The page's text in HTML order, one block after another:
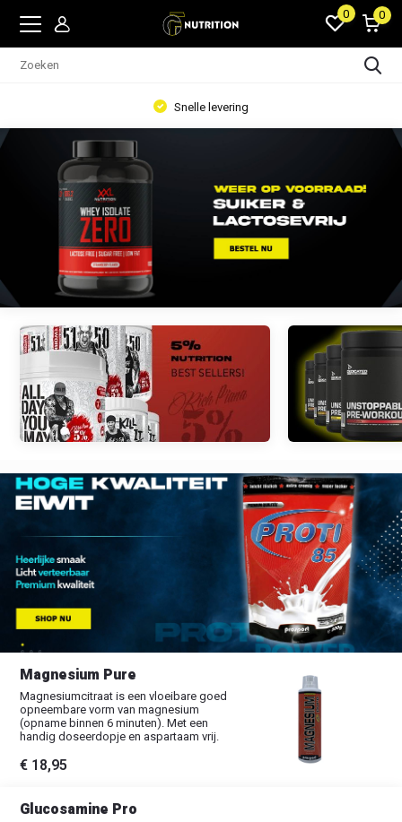
0 0
Voeding en accessoires
Magnesium Pure
Magnesiumcitraat is een vloeibare goed
opneembare vorm van magnesium
(opname binnen 6 minuten). Met een
handig doseerdopje en aspartaam vrij.
€ 18,95
Glucosamine Pro